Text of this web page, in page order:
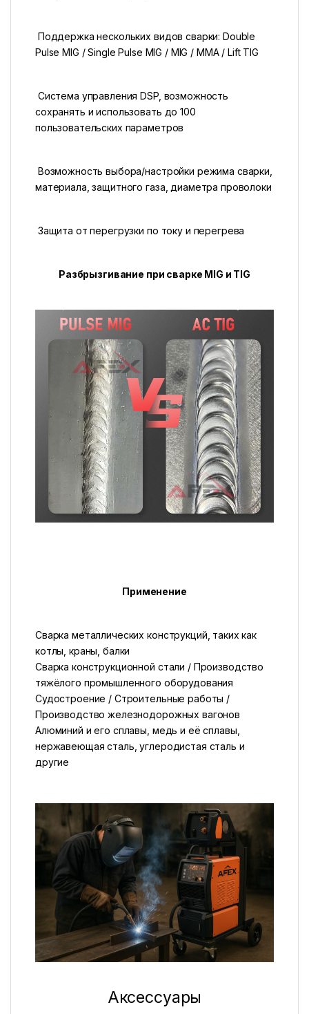
Поддержка нескольких видов сварки: Double
Pulse MIG / Single Pulse MIG / MIG / MMA / Lift TIG
Система управления DSP, возможность
сохранять и использовать до 100
пользовательских параметров
Возможность выбора/настройки режима сварки,
материала, защитного газа, диаметра проволоки
Защита от перегрузки по току и перегрева
Разбрызгивание при сварке MIG и TIG
Применение
Сварка металлических конструкций, таких как
котлы, краны, балки
Сварка конструкционной стали / Производство
тяжёлого промышленного оборудования
Судостроение / Строительные работы /
Производство железнодорожных вагонов
Алюминий и его сплавы, медь и её сплавы,
нержавеющая сталь, углеродистая сталь и
другие
Аксессуары